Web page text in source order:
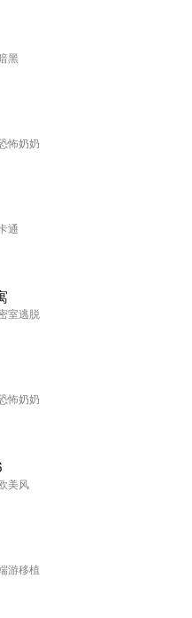
黑
怖奶奶
通
室逃脱
怖奶奶
美风
游移植